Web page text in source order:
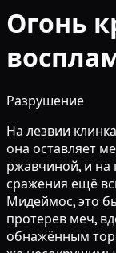
Огонь
Разрушение
На лезвии
она оставляет
ржавчиной, и на
сражения ещё
Мидеймос, это
протерев меч,
обнажённым